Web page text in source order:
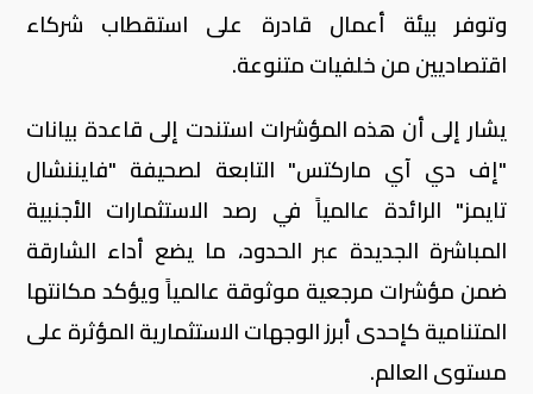
وتوفر بيئة أعمال قادرة على استقطاب شركاء
اقتصاديين من خلفيات متنوعة.
يشار إلى أن هذه المؤشرات استندت إلى قاعدة بيانات
"إف دي آي ماركتس" التابعة لصحيفة "فايننشال
تايمز" الرائدة عالمياً في رصد الاستثمارات الأجنبية
المباشرة الجديدة عبر الحدود، ما يضع أداء الشارقة
ضمن مؤشرات مرجعية موثوقة عالمياً ويؤكد مكانتها
المتنامية كإحدى أبرز الوجهات الاستثمارية المؤثرة على
مستوى العالم.